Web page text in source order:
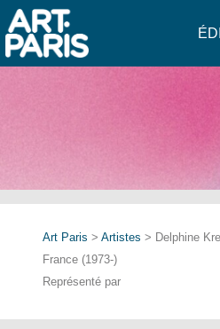
Art Paris > Artistes > Delphine
France (1973-)
Représenté par